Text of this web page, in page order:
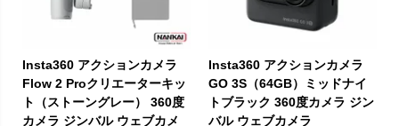
Insta360 アクションカメラ
Flow 2 Proクリエーターキッ
ト（ストーングレー） 360度
カメラ ジンバル ウェブカメ
Insta360 アクションカメラ
GO 3S（64GB）ミッドナイ
トブラック 360度カメラ ジン
バル ウェブカメラ